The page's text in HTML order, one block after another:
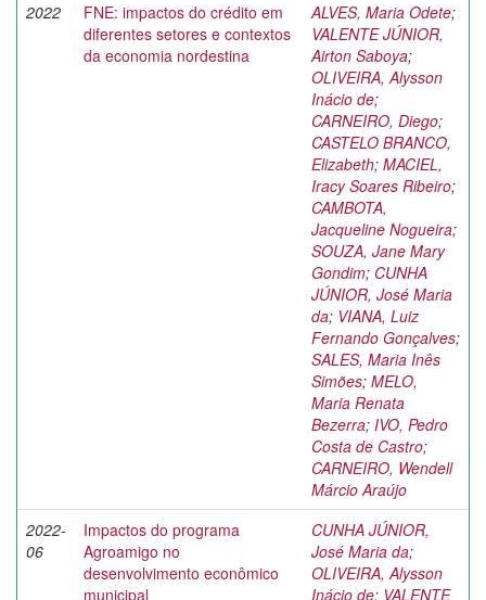
2022
FNE: impactos do crédito em
diferentes setores e contextos
da economia nordestina
ALVES, Maria Odete;
VALENTE JÚNIOR,
Airton Saboya;
OLIVEIRA, Alysson
Inácio de;
CARNEIRO, Diego;
CASTELO BRANCO,
Elizabeth; MACIEL,
Iracy Soares Ribeiro;
CAMBOTA,
Jacqueline Nogueira;
SOUZA, Jane Mary
Gondim; CUNHA
JÚNIOR, José Maria
da; VIANA, Luiz
Fernando Gonçalves;
SALES, Maria Inês
Simões; MELO,
Maria Renata
Bezerra; IVO, Pedro
Costa de Castro;
CARNEIRO, Wendell
Márcio Araújo
2022-
06
Impactos do programa
Agroamigo no
desenvolvimento econômico
municipal
CUNHA JÚNIOR,
José Maria da;
OLIVEIRA, Alysson
Inácio de; VALENTE